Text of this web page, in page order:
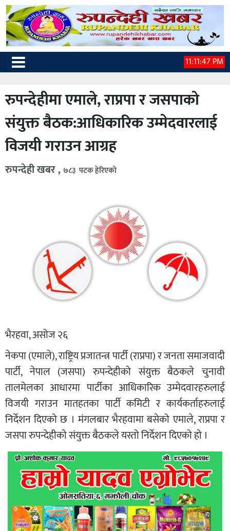
11:11:48 PM
रुपन्देहीमा एमाले, राप्रपा र जसपाको
संयुक्त बैठक:आधिकारिक उम्मेदवारलाई
विजयी गराउन आग्रह
रुपन्देही खबर , ७८३ पटक हेरिएको
भैरहवा, असोज २६
नेकपा (एमाले), राष्ट्रिय प्रजातन्त्र पार्टी (राप्रपा) र जनता समाजवादी
पार्टी, नेपाल (जसपा) रुपन्देहीको संयुक्त बैठकले चुनावी
तालमेलका आधारमा पार्टीका आधिकारिक उम्मेदवारहरुलाई
विजयी गराउन मातहतका पार्टी कमिटी र कार्यकर्ताहरुलाई
निर्देशन दिएको छ । मंगलबार भैरहवामा बसेको एमाले, राप्रपा र
जसपा रुपन्देहीको संयुक्त बैठकले यस्तो निर्देशन दिएको हो ।